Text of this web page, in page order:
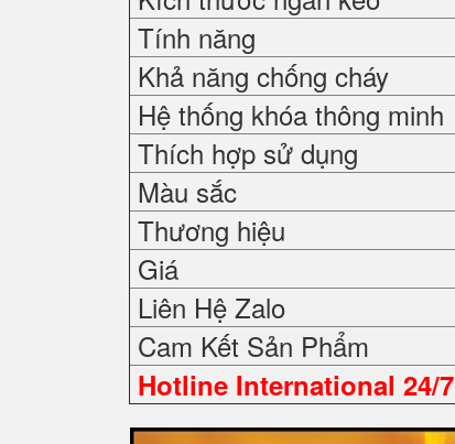
Tính năng
Khả năng chống cháy
Hệ thống khóa thông minh
Thích hợp sử dụng
Màu sắc
Thương hiệu
Giá
Liên Hệ Zalo
Cam Kết Sản Phẩm
Hotline International 24/7